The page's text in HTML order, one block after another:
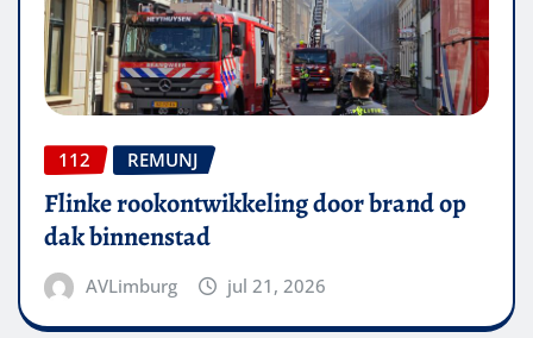
112 REMUNJ
Flinke rookontwikkeling door brand op
dak binnenstad
AVLimburg jul 21, 2026